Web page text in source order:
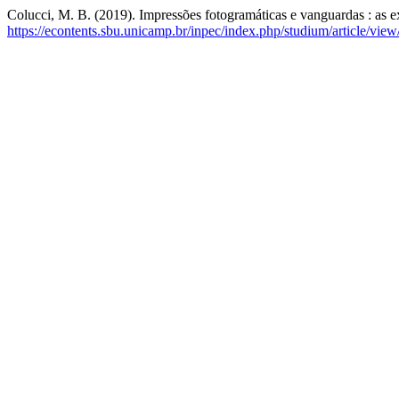
Colucci, M. B. (2019). Impressões fotogramáticas e vanguardas : as
https://econtents.sbu.unicamp.br/inpec/index.php/studium/article/